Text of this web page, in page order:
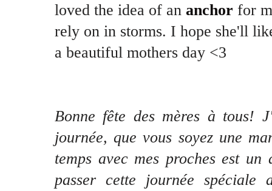
loved the idea of an anchor for
rely on in storms. I hope she'll
a beautiful mothers day <3
Bonne fête des mères à tous!
journée, que vous soyez une
temps avec mes proches est
passer cette journée spéciale